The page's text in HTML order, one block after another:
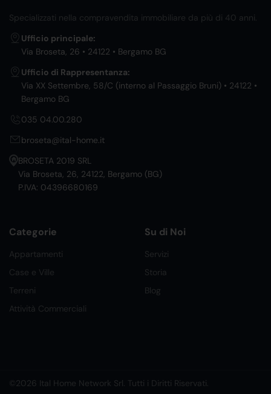
Specializzati nella compravendita immobiliare da più di 40 anni.
Ufficio principale:
Via Broseta, 26 • 24122 • Bergamo BG
Ufficio di Rappresentanza:
Via XX Settembre, 58/C (interno al Passaggio Bruni) • 24122 •
Bergamo BG
035 04.00.280
broseta@ital-home.it
BROSETA 2019 SRL
Via Broseta, 26, 24122, Bergamo (BG)
P.IVA: 04396680169
Categorie
Appartamenti
Case e Ville
Terreni
Attività Commerciali
Su di Noi
Servizi
Storia
Blog
©2026 Ital Home Network Srl. Tutti i Diritti Riservati.